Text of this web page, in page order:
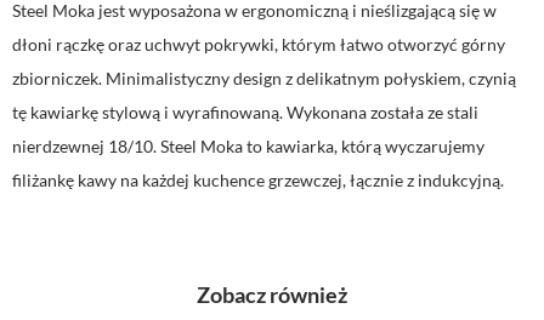
Steel Moka jest wyposażona w ergonomiczną i nieślizgającą się w
dłoni rączkę oraz uchwyt pokrywki, którym łatwo otworzyć górny
zbiorniczek. Minimalistyczny design z delikatnym połyskiem, czynią
tę kawiarkę stylową i wyrafinowaną. Wykonana została ze stali
nierdzewnej 18/10.Steel Mokato kawiarka, którą wyczarujemy
filiżankę kawy na każdej kuchence grzewczej, łącznie z indukcyjną.
Zobacz również